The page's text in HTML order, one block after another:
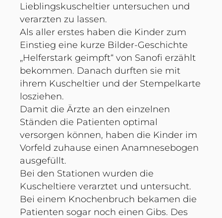
Lieblingskuscheltier untersuchen und
verarzten zu lassen.
Als aller erstes haben die Kinder zum
Einstieg eine kurze Bilder-Geschichte
„Helferstark geimpft“ von Sanofi erzählt
bekommen. Danach durften sie mit
ihrem Kuscheltier und der Stempelkarte
losziehen.
Damit die Ärzte an den einzelnen
Ständen die Patienten optimal
versorgen können, haben die Kinder im
Vorfeld zuhause einen Anamnesebogen
ausgefüllt.
Bei den Stationen wurden die
Kuscheltiere verarztet und untersucht.
Bei einem Knochenbruch bekamen die
Patienten sogar noch einen Gibs. Des